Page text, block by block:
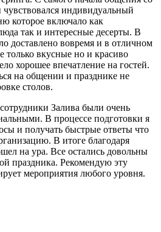
индивидуальный
которое включало как
так и интересные десерты. В
доставлено вовремя и в отличном
только вкусные но и красиво
хорошее впечатление на гостей.
на общении и празднике не
столов.
Залива были очень
В процессе подготовки я
и получать быстрые ответы что
В итоге благодаря
на ура. Все остались довольны
праздника. Рекомендую эту
мероприятия любого уровня.